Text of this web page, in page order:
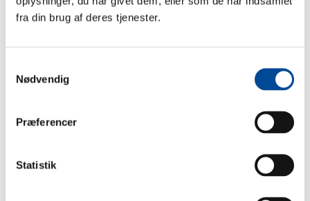
fra din brug af deres tjenester.
Nødvendig
Præferencer
Statistik
Specialskole